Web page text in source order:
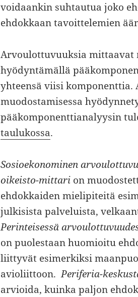
voidaankin suhtautua joko
ehdokkaan tavoittelemien
Arvoulottuvuuksia
hyödyntämällä
yhteensä viisi
muodostamisessa
pääkomponenttianalyysin
taulukossa.
Sosioekonominen
oikeisto-mittari on
ehdokkaiden mielipiteitä
julkisista palveluista,
Perinteisessä
on puolestaan huomioitu
liittyvät esimerkiksi
avioliittoon.Periferia-
arvioida, kuinka paljon